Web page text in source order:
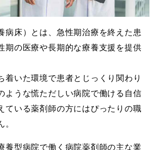
病床）とは、急性期治療を終えた患
期の医療や長期的な療養支援を提供
着いた環境で患者とじっくり関わり
ような慌ただしい病院で働ける自信
ている薬剤師の方にはぴったりの職
。
養型病院で働く病院薬剤師の主な業